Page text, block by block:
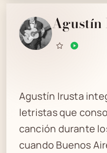
Agustín
Agustín Irusta
letristas que
canción durante
cuando Buenos